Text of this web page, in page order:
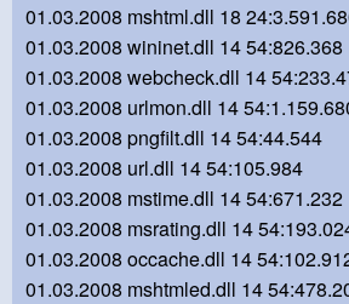
01.03.2008 mshtml.dll 18
01.03.2008 wininet.dll 14 54:826.368
01.03.2008 webcheck.dll 14
01.03.2008 urlmon.dll 14
01.03.2008 pngfilt.dll 14 54:44.544
01.03.2008 url.dll 14 54:105.984
01.03.2008 mstime.dll 14 54:671.232
01.03.2008 msrating.dll 14
01.03.2008 occache.dll 14
01.03.2008 mshtmled.dll 14